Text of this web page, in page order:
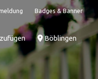
Badges & Banner
Böblingen